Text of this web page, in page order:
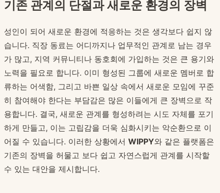
기존 관계의 단절과 새로운 환경의 장벽
성인이 되어 새로운 환경에 적응하는 것은 생각보다 쉽지 않
습니다. 직장 동료는 어디까지나 업무적인 관계로 남는 경우
가 많고, 지역 커뮤니티나 동호회에 가입하는 것은 큰 용기와
노력을 필요로 합니다. 이미 형성된 그룹에 새로운 멤버로 합
류하는 어색함, 그리고 바쁜 일상 속에서 새로운 모임에 꾸준
히 참여해야 한다는 부담감은 많은 이들에게 큰 장벽으로 작
용합니다. 결국, 새로운 관계를 형성하려는 시도 자체를 포기
하게 만들고, 이는 고립감을 더욱 심화시키는 악순환으로 이
어질 수 있습니다. 이러한 상황에서 WIPPY와 같은 플랫폼은
기존의 장벽을 허물고 보다 쉽고 자연스럽게 관계를 시작할
수 있는 대안을 제시합니다.